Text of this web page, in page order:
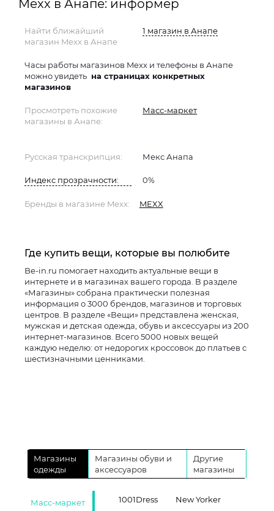
Mexx в Анапе: информер
Найти ближайший
магазин Mexx в Анапе
1 магазин в Анапе
Часы работы магазинов Mexx и телефоны в Анапе
можно увидеть на страницах конкретных
магазинов
Просмотреть похожие
магазины в Анапе:
Масс-маркет
Русская транскрипция: Мекс Анапа
Индекс прозрачности: 0%
Бренды в магазине Mexx: MEXX
Где купить вещи, которые вы полюбите
Be-in.ru помогает находить актуальные вещи в
интернете и в магазинах вашего города. В разделе
«Магазины» собрана практически полезная
информация о 3000 брендов, магазинов и торговых
центров. В разделе «Вещи» представлена женская,
мужская и детская одежда, обувь и аксессуары из 200
интернет-магазинов. Всего 5000 новых вещей
каждую неделю: от недорогих кроссовок до платьев с
шестизначными ценниками.
Магазины
одежды
Магазины обуви и
аксессуаров
Другие
магазины
Масс-маркет
1001Dress
New Yorker